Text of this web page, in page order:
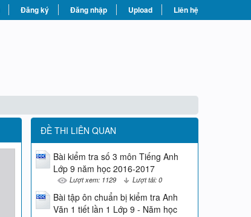
Đăng ký Đăng nhập Upload Liên hệ
ĐỀ THI LIÊN QUAN
Bài kiểm tra số 3 môn Tiếng Anh
Lớp 9 năm học 2016-2017
Lượt xem: 1129 Lượt tải: 0
Bài tập ôn chuẩn bị kiểm tra Anh
Văn 1 tiết lần 1 Lớp 9 - Năm học